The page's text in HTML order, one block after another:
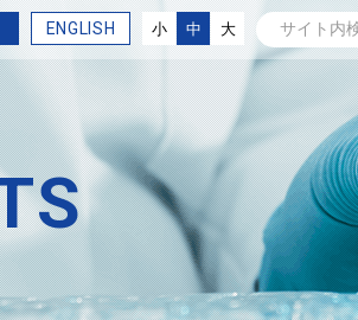
小 中 大
ENGLISH